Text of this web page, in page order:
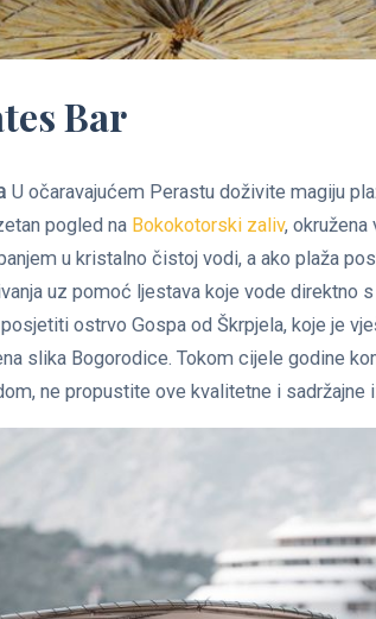
Bar
U očaravajućem Perastu doživite magiju
pogled na Bokokotorski zaliv,
u kristalno čistoj vodi, a ako plaža
uz pomoć ljestava koje vode direktno
ostrvo Gospa od Škrpjela, koje je
slika Bogorodice. Tokom cijele godine
ne propustite ove kvalitetne i sadržajne